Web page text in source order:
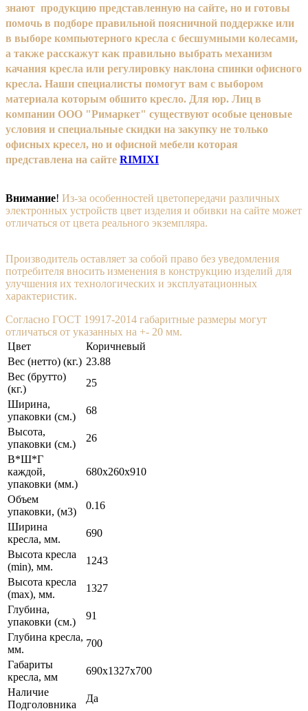
знают продукцию представленную на сайте, но и готовы
помочь в подборе правильной поясничной поддержке или
в выборе компьютерного кресла с бесшумными колесами,
а также расскажут как правильно выбрать механизм
качания кресла или регулировку наклона спинки офисного
кресла. Наши специалисты помогут вам с выбором
материала которым обшито кресло. Для юр. Лиц в
компании ООО "Римаркет" существуют особые ценовые
условия и специальные скидки на закупку не только
офисных кресел, но и офисной мебели которая
представлена на сайте RIMIXI
Внимание! Из-за особенностей цветопередачи различных
электронных устройств цвет изделия и обивки на сайте может
отличаться от цвета реального экземпляра.
Производитель оставляет за собой право без уведомления
потребителя вносить изменения в конструкцию изделий для
улучшения их технологических и эксплуатационных
характеристик.
Согласно ГОСТ 19917-2014 габаритные размеры могут
отличаться от указанных на +- 20 мм.
Цвет
Коричневый
Вес (нетто) (кг.) 23.88
Вес (брутто)
(кг.)
25
Ширина,
упаковки (cм.)
68
Высота,
упаковки (cм.)
26
В*Ш*Г
каждой,
упаковки (мм.)
680x260x910
Объем
упаковки, (м3)
0.16
Ширина
кресла, мм.
690
Высота кресла
(min), мм.
1243
Высота кресла
(max), мм.
1327
Глубина,
упаковки (см.)
91
Глубина кресла,
мм.
700
Габариты
кресла, мм
690x1327x700
Наличие
Подголовника
Да